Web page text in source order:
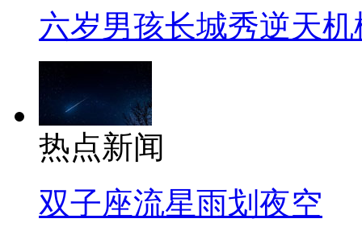
六岁男孩长城秀逆天机
热点新闻
双子座流星雨划夜空